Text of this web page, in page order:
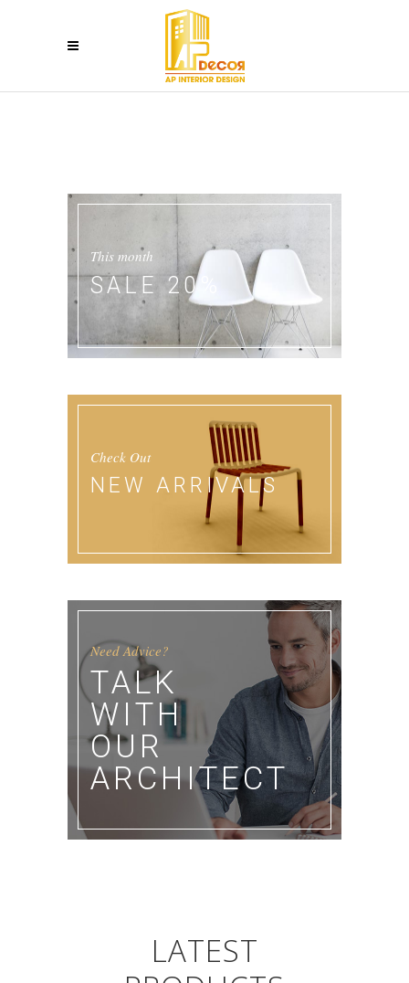
This month
SALE 20%
Check Out
NEW ARRIVALS
Need Advice?
TALK
WITH
OUR
ARCHITECT
LATEST